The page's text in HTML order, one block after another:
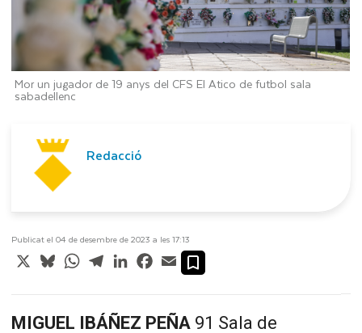
Mor un jugador de 19 anys del CFS El Atico de futbol sala
sabadellenc
Redacció
Publicat el 04 de desembre de 2023 a les 17:13
X BlueskyWhatsApp
TelegramLinkedInFacebook
Email
MIGUEL IBÁÑEZ PEÑA 91 Sala de